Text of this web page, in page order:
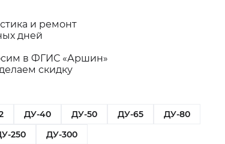
и ремонт
дней
в ФГИС «Аршин»
скидку
ДУ-40 ДУ-50 ДУ-65
ДУ-80
250 ДУ-300